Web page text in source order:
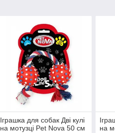
Іграшка для собак Дві кулі
на мотузці Pet Nova 50 см
на